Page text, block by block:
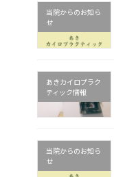
当院からのお知ら
せ
あきカイロプラク
ティック情報
当院からのお知ら
せ